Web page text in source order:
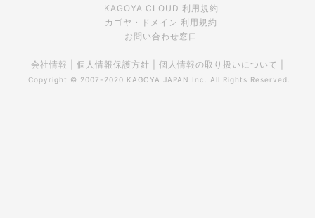
KAGOYA CLOUD 利用規約
カゴヤ・ドメイン 利用規約
お問い合わせ窓口
会社情報 個人情報保護方針 個人情報の取り扱いについて
Copyright © 2007-2020 KAGOYA JAPAN Inc. All Rights Reserved.